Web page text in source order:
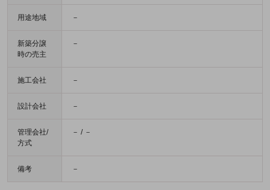
用途地域 －
新築分譲
時の売主
－
施工会社 －
設計会社 －
管理会社/
方式
－ / －
備考 －